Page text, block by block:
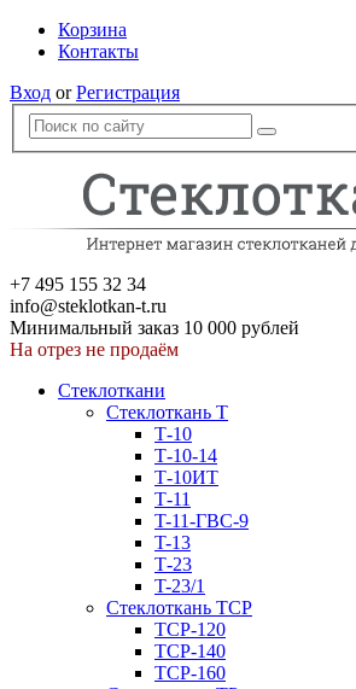
Корзина
Контакты
Вход orРегистрация
+7 495 155 32 34
info@steklotkan-t.ru
Минимальный заказ 10 000 рублей
На отрез не продаём
Стеклоткани
Стеклоткань Т
Т-10
Т-10-14
Т-10ИТ
Т-11
T-11-ГВС-9
T-13
Т-23
T-23/1
Стеклоткань ТСР
ТСР-120
ТСР-140
ТСР-160